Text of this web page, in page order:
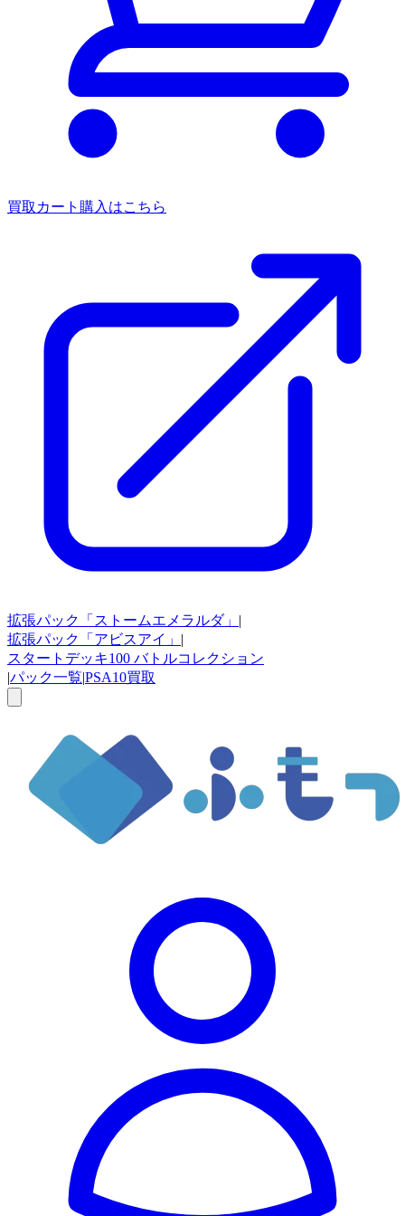
買取カート 購入はこちら
拡張パック 「ストームエメラルダ」 |
拡張パック
「アビスアイ」 |
スタートデッキ100 バトルコレクション
|パック一覧|PSA10買取